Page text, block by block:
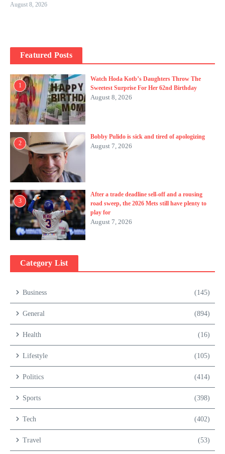
August 8, 2026
Featured Posts
1
Watch Hoda Kotb’s Daughters Throw The
Sweetest Surprise For Her 62nd Birthday
August 8, 2026
2
Bobby Pulido is sick and tired of apologizing
August 7, 2026
3
After a trade deadline sell-off and a rousing
road sweep, the 2026 Mets still have plenty to
play for
August 7, 2026
Category List
Business (145)
General (894)
Health (16)
Lifestyle (105)
Politics (414)
Sports (398)
Tech (402)
Travel (53)